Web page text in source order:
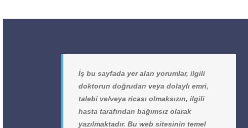
İş bu sayfada yer alan yorumlar, ilgili
doktorun doğrudan veya dolaylı emri,
talebi ve/veya ricası olmaksızın, ilgili
hasta tarafından bağımsız olarak
yazılmaktadır. Bu web sitesinin temel